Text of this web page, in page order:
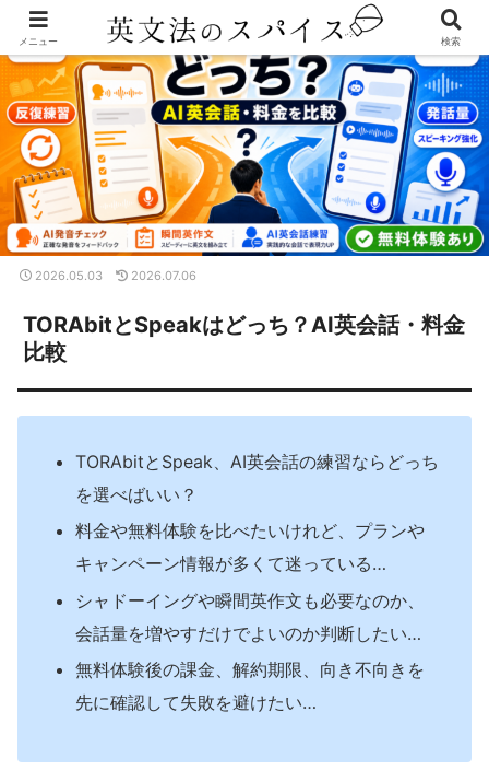
TORAbitとSpeakはどっち？AI英会話・料金
比較
2026.05.03 2026.07.06
TORAbitとSpeak、AI英会話の練習ならどっち
を選べばいい？
料金や無料体験を比べたいけれど、プランや
キャンペーン情報が多くて迷っている…
シャドーイングや瞬間英作文も必要なのか、
会話量を増やすだけでよいのか判断したい…
無料体験後の課金、解約期限、向き不向きを
先に確認して失敗を避けたい…
メニュー 検索